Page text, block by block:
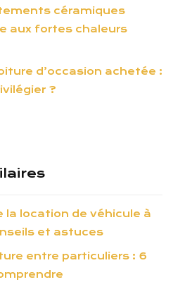
céramiques
aux fortes chaleurs
d’occasion achetée :
?
la location de véhicule à
et astuces
entre particuliers : 6